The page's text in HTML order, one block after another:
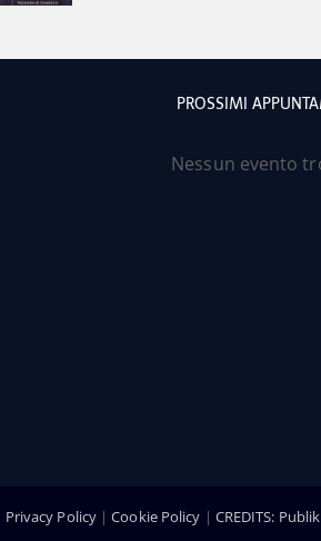
PROSSIMI
Nessun evento
Privacy Policy |Cookie Policy | CREDITS: